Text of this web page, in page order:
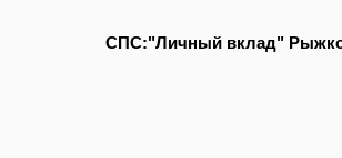
СПС:"Личный вклад"